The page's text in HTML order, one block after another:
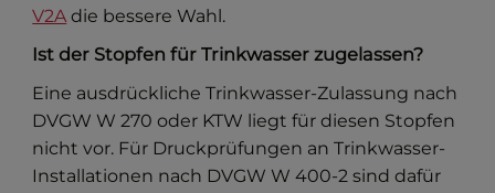
V2A die bessere Wahl.
Ist der Stopfen für Trinkwasser zugelassen?
Eine ausdrückliche Trinkwasser-Zulassung nach
DVGW W 270 oder KTW liegt für diesen Stopfen
nicht vor. Für Druckprüfungen an Trinkwasser-
Installationen nach DVGW W 400-2 sind dafür